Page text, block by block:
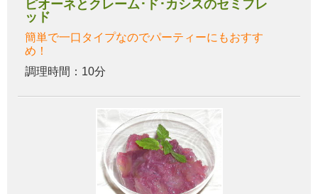
ピオーネとクレーム･ド･カシスのセミフレ
ッド
簡単で一口タイプなのでパーティーにもおすす
め！
調理時間：10分